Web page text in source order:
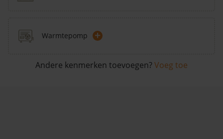
Warmtepomp +
Andere kenmerken toevoegen? Voeg toe